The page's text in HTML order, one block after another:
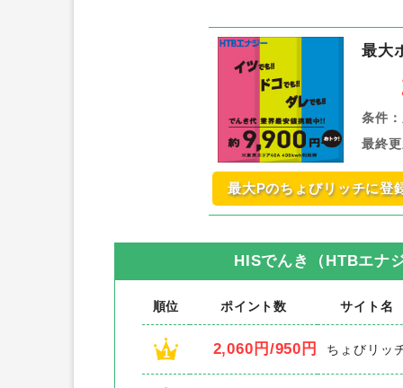
最大
条件：
最終
最大Pのちょびリッチに登
HISでんき（HTBエナジ
順位 ポイント数 サイト名
1 2,060円/950円 ちょびリッ